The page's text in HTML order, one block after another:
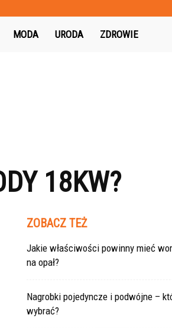
MODA URODA ZDROWIE
18KW?
ZOBACZ TEŻ
Jakie właściwości powinny mieć
na opał?
Nagrobki pojedyncze i podwójne –
wybrać?